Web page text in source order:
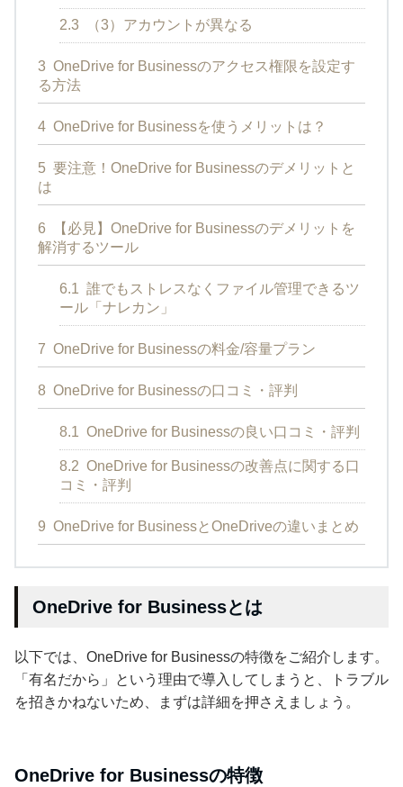
2.3 （3）アカウントが異なる
3 OneDrive for Businessのアクセス権限を設定す
る方法
4 OneDrive for Businessを使うメリットは？
5 要注意！OneDrive for Businessのデメリットと
は
6
【必見】OneDrive for Businessのデメリットを
解消するツール
6.1 誰でもストレスなくファイル管理できるツ
ール「ナレカン」
7 OneDrive for Businessの料金/容量プラン
8 OneDrive for Businessの口コミ・評判
8.1 OneDrive for Businessの良い口コミ・評判
8.2 OneDrive for Businessの改善点に関する口
コミ・評判
9 OneDrive for BusinessとOneDriveの違いまとめ
OneDrive for Businessとは
以下では、OneDrive for Businessの特徴をご紹介します。
「有名だから」という理由で導入してしまうと、トラブル
を招きかねないため、まずは詳細を押さえましょう。
OneDrive for Businessの特徴